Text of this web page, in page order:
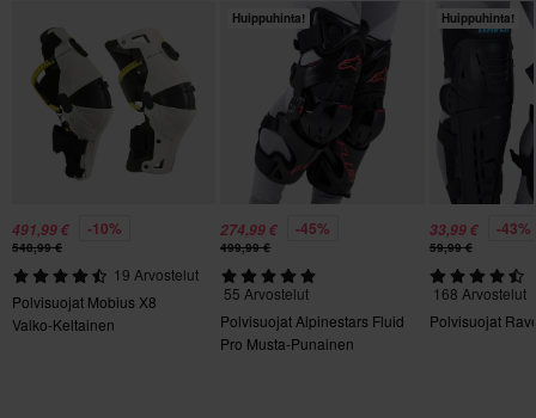
491,99 € -10%
548,99 €
19 Arvostelut
Polvisuojat Mobius X8
Valko-Keltainen
Huippuhinta!
274,99 € -45%
499,99 €
55 Arvostelut
Polvisuojat Alpinestars Fluid
Pro Musta-Punainen
Huippuhinta!
33,99 € -43%
59,99 €
168 Arvostelut
Polvisuojat